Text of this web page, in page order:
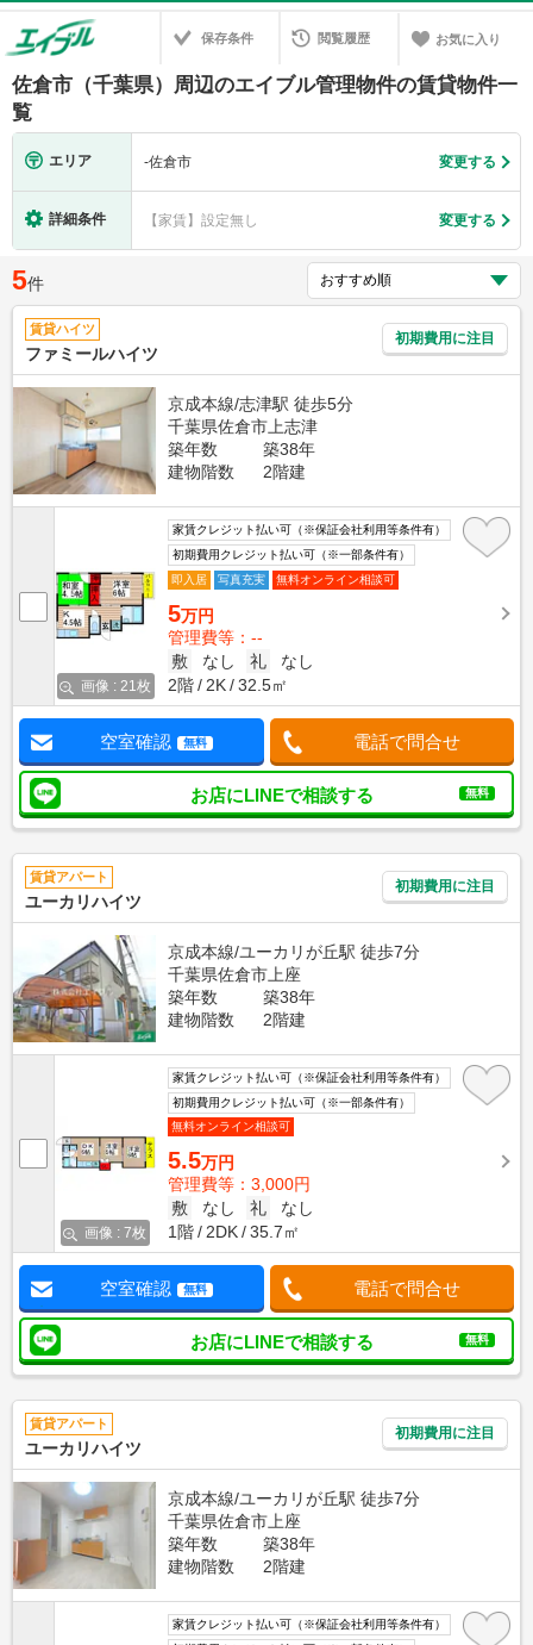
保存条件 閲覧履歴 お気に入り
佐倉市（千葉県）周辺のエイブル管理物件の賃貸物件一
覧
エリア -佐倉市 変更する
詳細条件 【家賃】設定無し 変更する
5件
賃貸ハイツ
ファミールハイツ
初期費用に注目
京成本線/志津駅 徒歩5分
千葉県佐倉市上志津
築年数
築38年
建物階数
2階建
画像 : 21枚
家賃クレジット払い可（※保証会社利用等条件有）
初期費用クレジット払い可（※一部条件有）
即入居
写真充実 無料オンライン相談可
5万円
管理費等：--
敷
なし 礼
なし
2階
2K 32.5㎡
空室確認 無料 電話で問合せ
お店にLINEで相談する 無料
賃貸アパート
ユーカリハイツ
初期費用に注目
京成本線/ユーカリが丘駅 徒歩7分
千葉県佐倉市上座
築年数
築38年
建物階数
2階建
画像 : 7枚
家賃クレジット払い可（※保証会社利用等条件有）
初期費用クレジット払い可（※一部条件有）
無料オンライン相談可
5.5万円
管理費等：3,000円
敷
なし 礼
なし
1階
2DK 35.7㎡
空室確認 無料 電話で問合せ
お店にLINEで相談する 無料
賃貸アパート
ユーカリハイツ
初期費用に注目
京成本線/ユーカリが丘駅 徒歩7分
千葉県佐倉市上座
築年数
築38年
建物階数
2階建
家賃クレジット払い可（※保証会社利用等条件有）